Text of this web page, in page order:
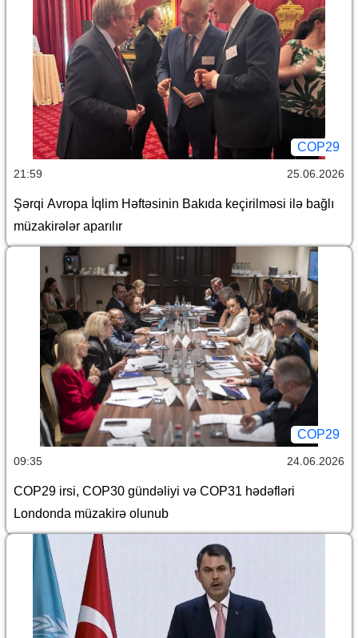
COP29
21:59 25.06.2026
Şərqi Avropa İqlim Həftəsinin Bakıda keçirilməsi ilə bağlı
müzakirələr aparılır
COP29
09:35 24.06.2026
COP29 irsi, COP30 gündəliyi və COP31 hədəfləri
Londonda müzakirə olunub